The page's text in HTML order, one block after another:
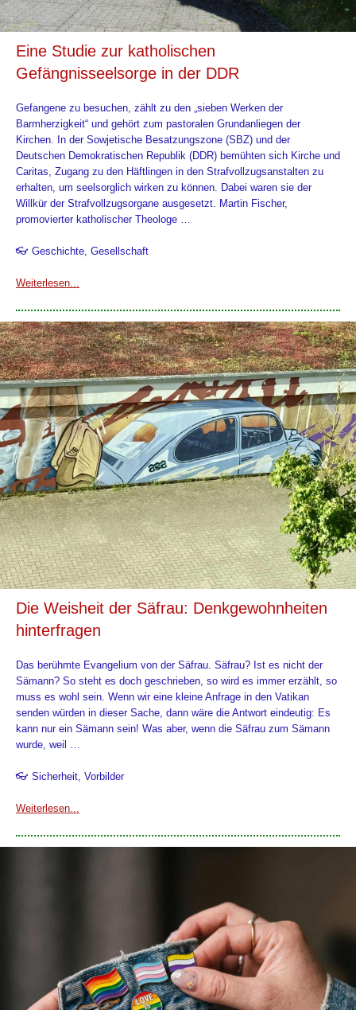
Eine Studie zur katholischen
Gefängnisseelsorge in der DDR
Gefangene zu besuchen, zählt zu den „sieben Werken der
Barmherzigkeit“ und gehört zum pastoralen Grundanliegen der
Kirchen. In der Sowjetische Besatzungszone (SBZ) und der
Deutschen Demokratischen Republik (DDR) bemühten sich Kirche und
Caritas, Zugang zu den Häftlingen in den Strafvollzugsanstalten zu
erhalten, um seelsorglich wirken zu können. Dabei waren sie der
Willkür der Strafvollzugsorgane ausgesetzt. Martin Fischer,
promovierter katholischer Theologe …
👓 Geschichte, Gesellschaft
Weiterlesen...
Die Weisheit der Säfrau: Denkgewohnheiten
hinterfragen
Das berühmte Evangelium von der Säfrau. Säfrau? Ist es nicht der
Sämann? So steht es doch geschrieben, so wird es immer erzählt, so
muss es wohl sein. Wenn wir eine kleine Anfrage in den Vatikan
senden würden in dieser Sache, dann wäre die Antwort eindeutig: Es
kann nur ein Sämann sein! Was aber, wenn die Säfrau zum Sämann
wurde, weil …
👓 Sicherheit, Vorbilder
Weiterlesen...